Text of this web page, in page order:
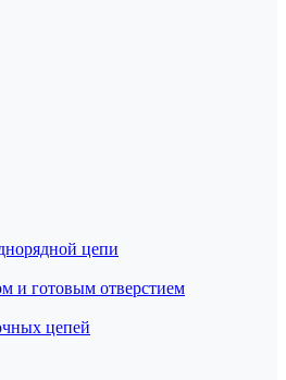
цепи
и готовым отверстием
цепей